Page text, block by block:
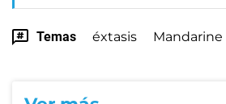
Temas éxtasis Mandarine